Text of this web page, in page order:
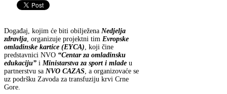
Događaj, kojim će biti obilježena Nedjelja
zdravlja , organizuje projektni tim Evropske
omladinske kartice (EYCA) , koji čine
predstavnici NVO “Centar za omladinsku
edukaciju” i Ministarstva za sport i mlade u
partnerstvu sa NVO CAZAS , a organizovaće se
uz podršku Zavoda za transfuziju krvi Crne
Gore.